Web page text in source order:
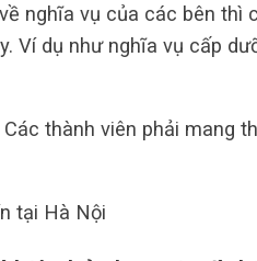
nghĩa vụ của các bên thì
Ví dụ như nghĩa vụ cấp
thành viên phải mang
tại Hà Nội